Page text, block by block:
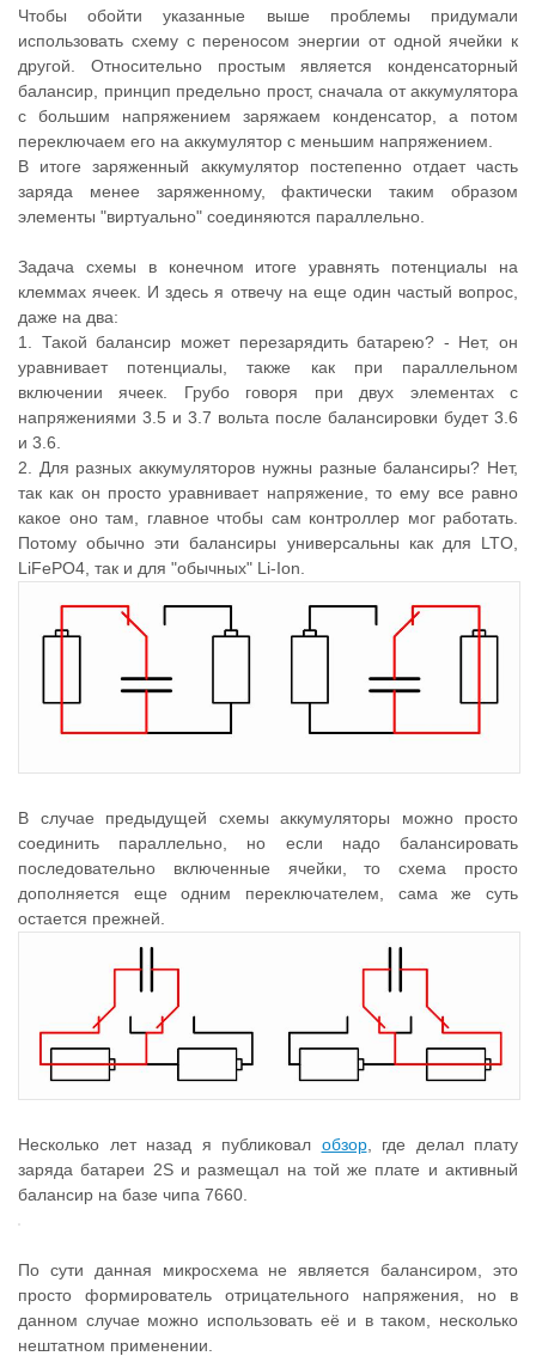
Чтобы обойти указанные выше проблемы придумали
использовать схему с переносом энергии от одной ячейки к
другой. Относительно простым является конденсаторный
балансир, принцип предельно прост, сначала от аккумулятора
с большим напряжением заряжаем конденсатор, а потом
переключаем его на аккумулятор с меньшим напряжением.
В итоге заряженный аккумулятор постепенно отдает часть
заряда менее заряженному, фактически таким образом
элементы "виртуально" соединяются параллельно.
Задача схемы в конечном итоге уравнять потенциалы на
клеммах ячеек. И здесь я отвечу на еще один частый вопрос,
даже на два:
1. Такой балансир может перезарядить батарею? - Нет, он
уравнивает потенциалы, также как при параллельном
включении ячеек. Грубо говоря при двух элементах с
напряжениями 3.5 и 3.7 вольта после балансировки будет 3.6
и 3.6.
2. Для разных аккумуляторов нужны разные балансиры? Нет,
так как он просто уравнивает напряжение, то ему все равно
какое оно там, главное чтобы сам контроллер мог работать.
Потому обычно эти балансиры универсальны как для LTO,
LiFePO4, так и для "обычных" Li-Ion.
В случае предыдущей схемы аккумуляторы можно просто
соединить параллельно, но если надо балансировать
последовательно включенные ячейки, то схема просто
дополняется еще одним переключателем, сама же суть
остается прежней.
Несколько лет назад я публиковал обзор, где делал плату
заряда батареи 2S и размещал на той же плате и активный
балансир на базе чипа 7660.
По сути данная микросхема не является балансиром, это
просто формирователь отрицательного напряжения, но в
данном случае можно использовать её и в таком, несколько
нештатном применении.